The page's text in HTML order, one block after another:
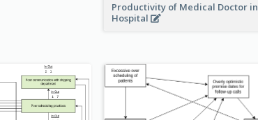
Productivity of Medical Doctor in
Hospital